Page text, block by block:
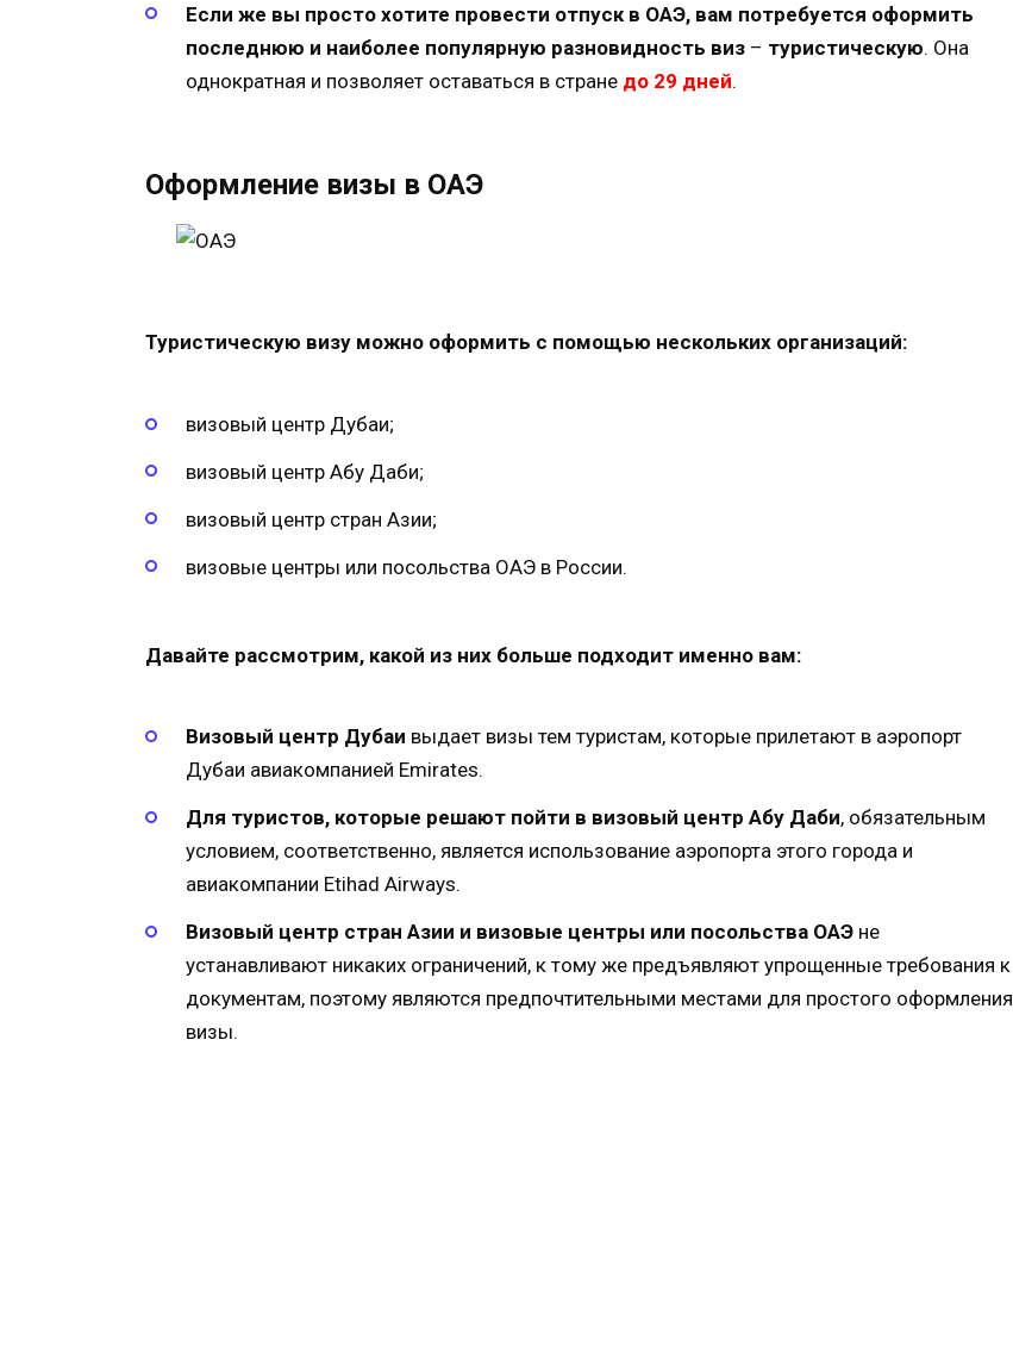
Если же вы просто хотите провести отпуск в ОАЭ, вам потребуется оформить
последнюю и наиболее популярную разновидность виз – туристическую. Она
однократная и позволяет оставаться в стране до 29 дней.
Оформление визы в ОАЭ
Туристическую визу можно оформить с помощью нескольких организаций:
визовый центр Дубаи;
визовый центр Абу Даби;
визовый центр стран Азии;
визовые центры или посольства ОАЭ в России.
Давайте рассмотрим, какой из них больше подходит именно вам:
Визовый центр Дубаи выдает визы тем туристам, которые прилетают в аэропорт
Дубаи авиакомпанией Emirates.
Для туристов, которые решают пойти в визовый центр Абу Даби, обязательным
условием, соответственно, является использование аэропорта этого города и
авиакомпании Etihad Airways.
Визовый центр стран Азии и визовые центры или посольства ОАЭ не
устанавливают никаких ограничений, к тому же предъявляют упрощенные требования к
документам, поэтому являются предпочтительными местами для простого оформления
визы.